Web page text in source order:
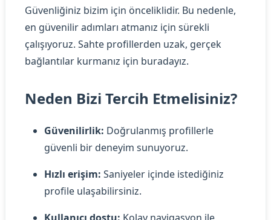
Güvenliğiniz bizim için önceliklidir. Bu nedenle,
en güvenilir adımları atmanız için sürekli
çalışıyoruz. Sahte profillerden uzak, gerçek
bağlantılar kurmanız için buradayız.
Neden Bizi Tercih Etmelisiniz?
Güvenilirlik: Doğrulanmış profillerle
güvenli bir deneyim sunuyoruz.
Hızlı erişim: Saniyeler içinde istediğiniz
profile ulaşabilirsiniz.